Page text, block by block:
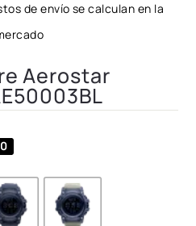
de envío se calculan en la
Aerostar